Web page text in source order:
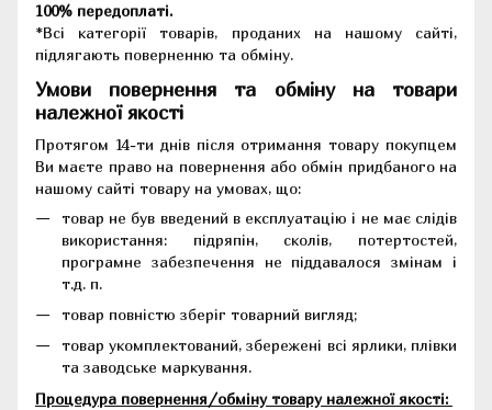
100% передоплаті.
*Всі категорії товарів, проданих на нашому сайті,
підлягають поверненню та обміну.
Умови повернення та обміну на товари
належної якості
Протягом 14-ти днів після отримання товару покупцем
Ви маєте право на повернення або обмін придбаного на
нашому сайті товару на умовах, що:
товар не був введений в експлуатацію і не має слідів
використання: підряпін, сколів, потертостей,
програмне забезпечення не піддавалося змінам і
т.д. п.
товар повністю зберіг товарний вигляд;
товар укомплектований, збережені всі ярлики, плівки
та заводське маркування.
Процедура повернення/обміну товару належної якості: